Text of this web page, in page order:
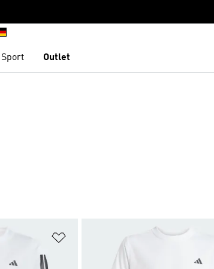
Sport Outlet
Zur Wunschliste hinzufügen